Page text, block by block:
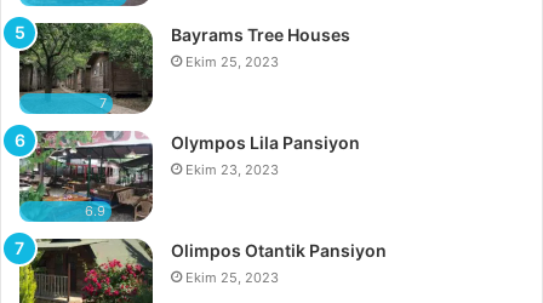
7
Bayrams Tree Houses
Ekim 25, 2023
6.9
Olympos Lila Pansiyon
Ekim 23, 2023
Olimpos Otantik Pansiyon
Ekim 25, 2023